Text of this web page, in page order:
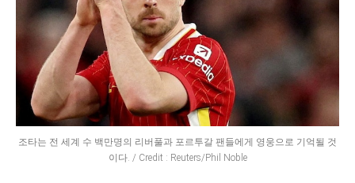
조타는 전 세계 수 백만명의 리버풀과 포르투갈 팬들에게 영웅으로 기억될 것
이다. / Credit : Reuters/Phil Noble